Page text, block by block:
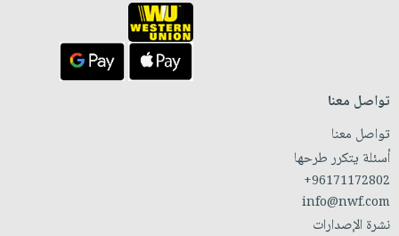
تواصل معنا
تواصل معنا
أسئلة يتكرر طرحها
+96171172802
info@nwf.com
نشرة الإصدارات